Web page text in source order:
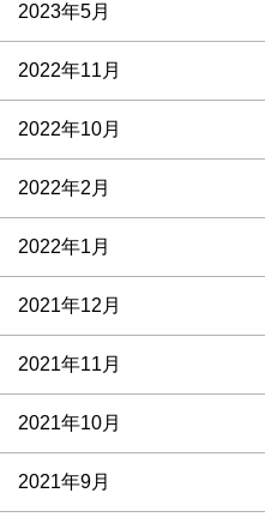
2023年5月
2022年11月
2022年10月
2022年2月
2022年1月
2021年12月
2021年11月
2021年10月
2021年9月